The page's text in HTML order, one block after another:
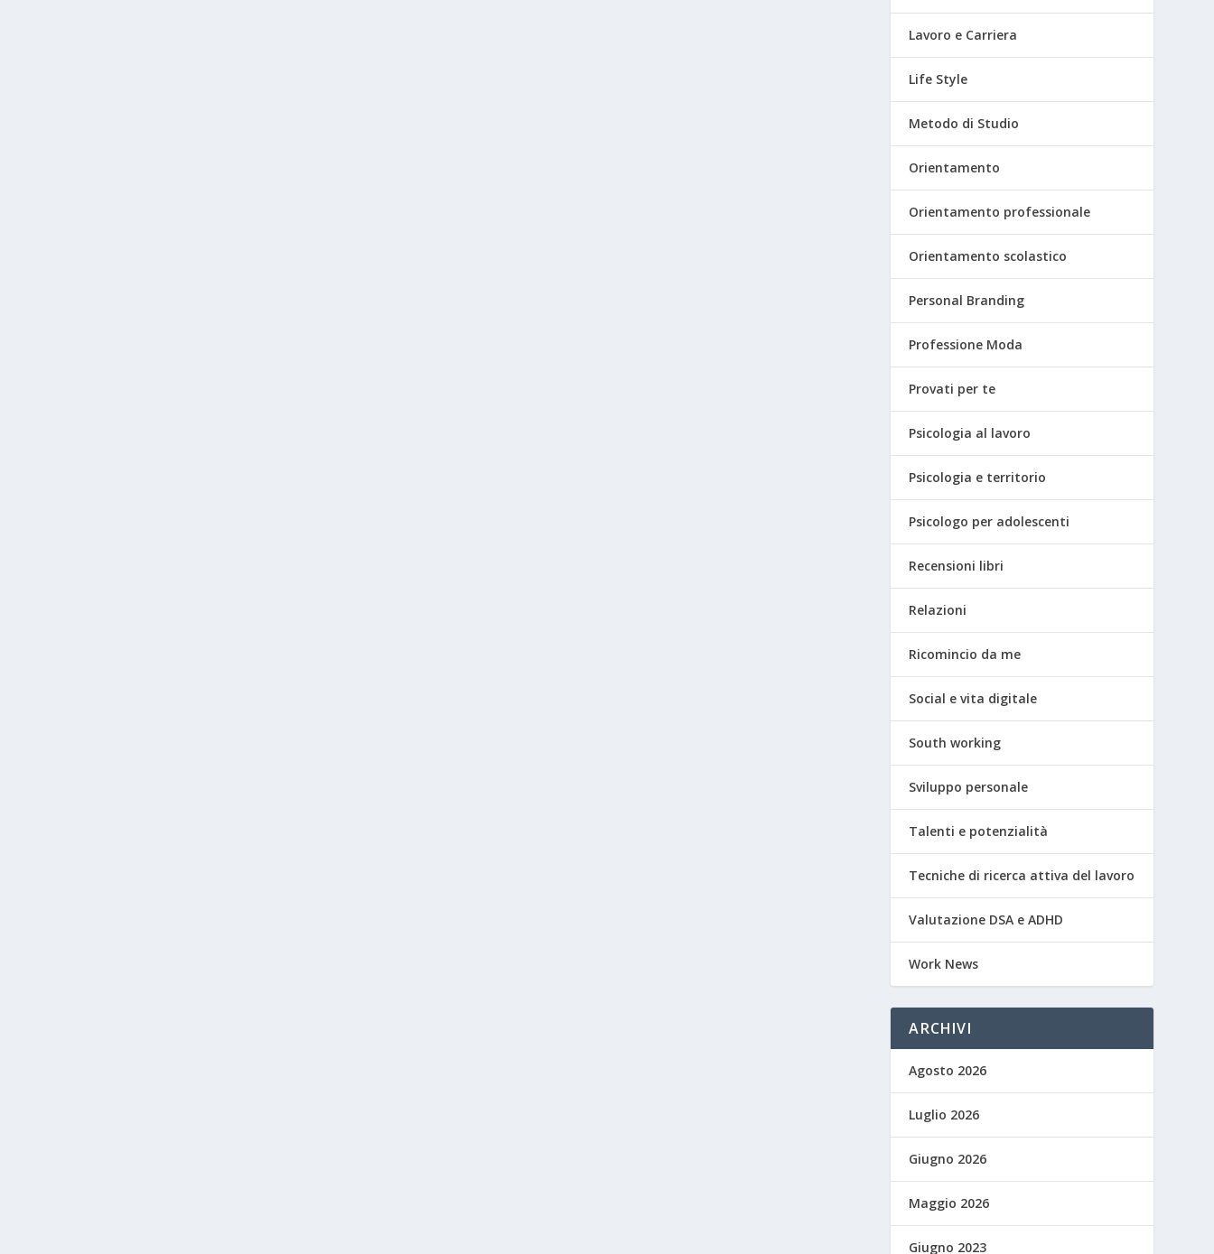
Lavoro e Carriera
Life Style
Metodo di Studio
Orientamento
Orientamento professionale
Orientamento scolastico
Personal Branding
Professione Moda
Provati per te
Psicologia al lavoro
Psicologia e territorio
Psicologo per adolescenti
Recensioni libri
Relazioni
Ricomincio da me
Social e vita digitale
South working
Sviluppo personale
Talenti e potenzialità
Tecniche di ricerca attiva del lavoro
Valutazione DSA e ADHD
Work News
ARCHIVI
Agosto 2026
Luglio 2026
Giugno 2026
Maggio 2026
Giugno 2023